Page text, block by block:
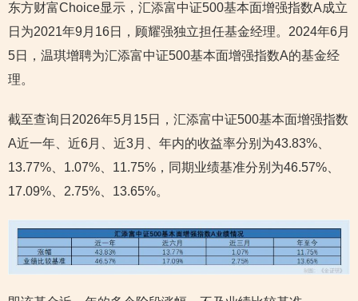
东方财富Choice显示，汇添富中证500基本面增强指数A成立
日为2021年9月16日，顾耀强独立担任基金经理。2024年6月
5日，温琪增聘为汇添富中证500基本面增强指数A的基金经
理。
截至查询日2026年5月15日，汇添富中证500基本面增强指数
A近一年、近6月、近3月、年内的收益率分别为43.83%、
13.77%、1.07%、11.75%，同期业绩基准分别为46.57%、
17.09%、2.75%、13.65%。